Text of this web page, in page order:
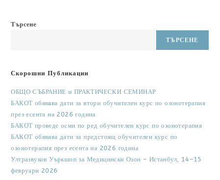
Търсене
ТЪРСЕНЕ
Скорошни Публикации
ОБЩО СЪБРАНИЕ и ПРАКТИЧЕСКИ СЕМИНАР
БАКОТ обявява дати за втори обучителен курс по озонотерапия
през есента на 2026 година
БАКОТ проведе осми по ред обучителен курс по озонотерапия
БАКОТ обявява дати за предстоящ обучителен курс по
озонотерапия през есента на 2026 година
Ултразвуков Уъркшоп за Медицински Озон – Истанбул, 14–15
февруари 2026